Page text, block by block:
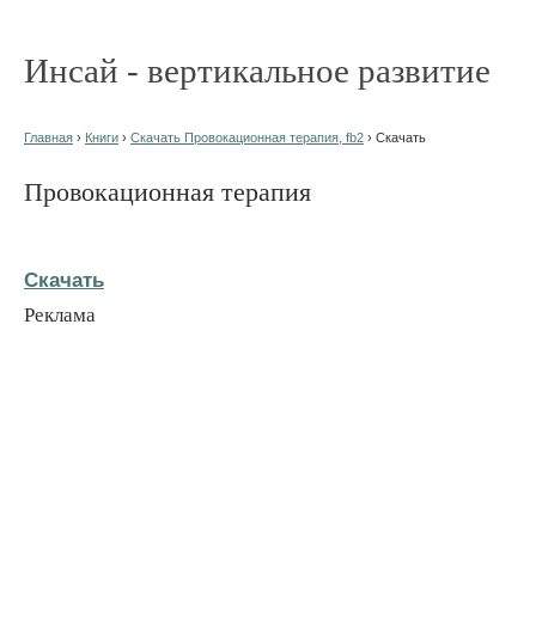
Инсай - вертикальное развитие
Главная › Книги › Скачать Провокационная терапия, fb2 › Скачать
Провокационная терапия
Скачать
Реклама